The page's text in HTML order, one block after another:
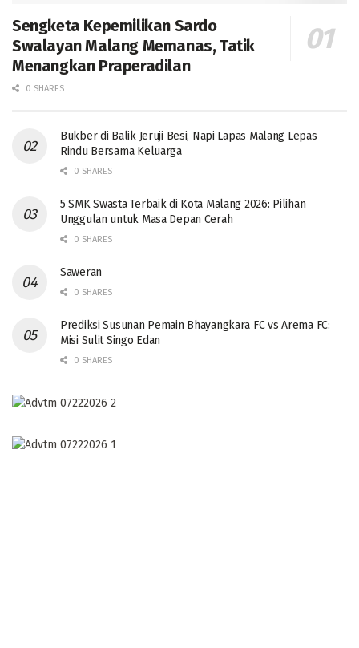
Sengketa Kepemilikan Sardo
Swalayan Malang Memanas, Tatik
Menangkan Praperadilan
0 SHARES
Bukber di Balik Jeruji Besi, Napi Lapas Malang Lepas
Rindu Bersama Keluarga
0 SHARES
5 SMK Swasta Terbaik di Kota Malang 2026: Pilihan
Unggulan untuk Masa Depan Cerah
0 SHARES
Saweran
0 SHARES
Prediksi Susunan Pemain Bhayangkara FC vs Arema FC:
Misi Sulit Singo Edan
0 SHARES